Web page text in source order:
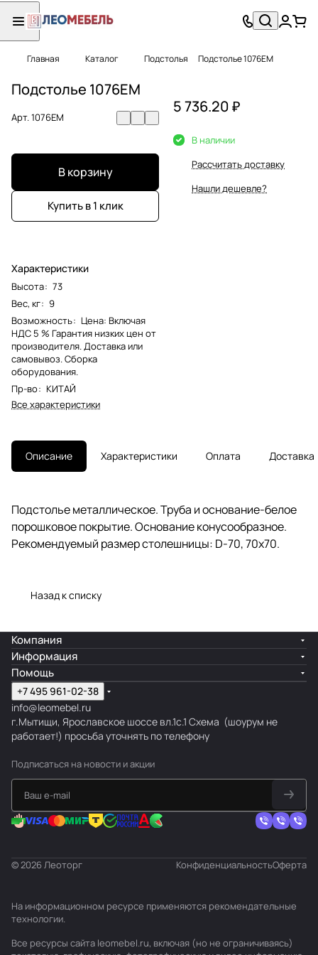
Главная Каталог Подстолья Подстолье 1076EM
Подстолье 1076EM
Арт.1076EM
В корзину
Купить в 1 клик
Характеристики
Высота: 73
Вес, кг: 9
Возможность: Цена: Включая
НДС 5 % Гарантия низких цен от
производителя. Доставка или
самовывоз. Сборка
оборудования.
Пр-во: КИТАЙ
Все характеристики
5 736.20 ₽
В наличии
Рассчитать доставку
Нашли дешевле?
Описание Характеристики Оплата Доставка
Подстолье металлическое. Труба и основание-белое
порошковое покрытие. Основание конусообразное.
Рекомендуемый размер столешницы: D-70, 70х70.
Назад к списку
Компания
Информация
Помощь
+7 495 961-02-38
info@leomebel.ru
г.Мытищи, Ярославское шоссе вл.1с.1 Схема (шоурум не
работает!) просьба уточнять по телефону
Подписаться на новости и акции
© 2026 Леоторг КонфиденциальностьОферта
На информационном ресурсе применяются рекомендательные
технологии.
Все ресурсы сайта leomebel.ru, включая (но не ограничиваясь)